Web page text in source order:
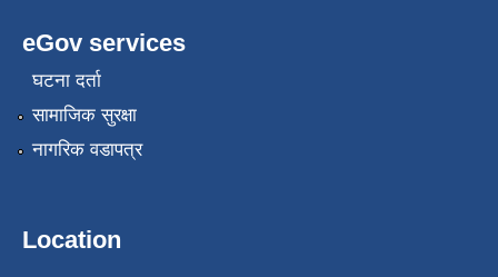
eGov services
घटना दर्ता
सामाजिक सुरक्षा
नागरिक वडापत्र
Location